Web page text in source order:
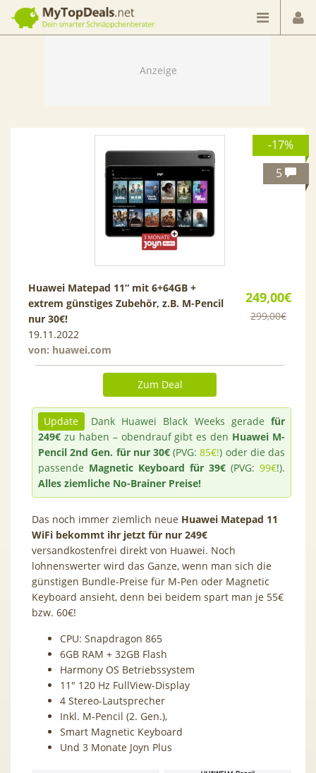
Dein smarter Schnäppchenberater
-17%
5
249,00€
299,00€
Huawei Matepad 11“ mit 6+64GB +
extrem günstiges Zubehör, z.B. M-Pencil
nur 30€!
19.11.2022
von: huawei.com
Zum Deal
Update Dank Huawei Black Weeks gerade für
249€ zu haben – obendrauf gibt es den Huawei M-
Pencil 2nd Gen. für nur 30€ (PVG:85€!) oder die das
passende Magnetic Keyboard für 39€ (PVG: 99€!).
Alles ziemliche No-Brainer Preise!
Das noch immer ziemlich neue Huawei Matepad 11
WiFi bekommt ihr jetzt für nur 249€
versandkostenfrei direkt von Huawei. Noch
lohnenswerter wird das Ganze, wenn man sich die
günstigen Bundle-Preise für M-Pen oder Magnetic
Keyboard ansieht, denn bei beidem spart man je 55€
bzw. 60€!
CPU: Snapdragon 865
6GB RAM + 32GB Flash
Harmony OS Betriebssystem
11″ 120 Hz FullView-Display
4 Stereo-Lautsprecher
Inkl. M-Pencil (2. Gen.),
Smart Magnetic Keyboard
Und 3 Monate Joyn Plus